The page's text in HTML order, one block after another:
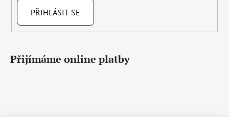
PŘIHLÁSIT SE
Přijímáme online platby